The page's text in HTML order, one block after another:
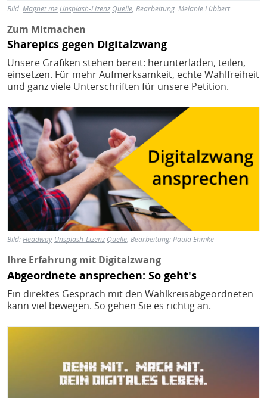
Bild:Magnet.me Unsplash-Lizenz Quelle, Bearbeitung: Melanie Lübbert
Zum Mitmachen
Sharepics gegen Digitalzwang
Unsere Grafiken stehen bereit: herunterladen, teilen,
einsetzen. Für mehr Aufmerksamkeit, echte Wahlfreiheit
und ganz viele Unterschriften für unsere Petition.
Bild
Bild:Headway Unsplash-Lizenz Quelle, Bearbeitung: Paula Ehmke
Ihre Erfahrung mit Digitalzwang
Abgeordnete ansprechen: So geht's
Ein direktes Gespräch mit den Wahlkreisabgeordneten
kann viel bewegen. So gehen Sie es richtig an.
Bild